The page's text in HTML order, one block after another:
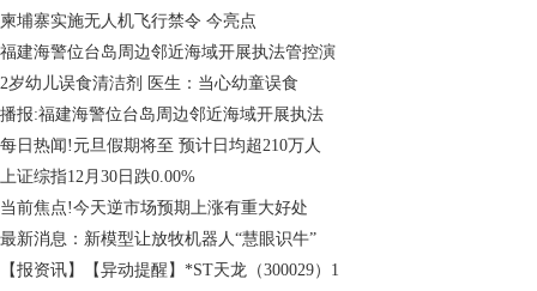
柬埔寨实施无人机飞行禁令 今亮点
福建海警位台岛周边邻近海域开展执法管控演
2岁幼儿误食清洁剂 医生：当心幼童误食
播报:福建海警位台岛周边邻近海域开展执法
每日热闻!元旦假期将至 预计日均超210万人
上证综指12月30日跌0.00%
当前焦点!今天逆市场预期上涨有重大好处
最新消息：新模型让放牧机器人“慧眼识牛”
【报资讯】【异动提醒】*ST天龙（300029）1